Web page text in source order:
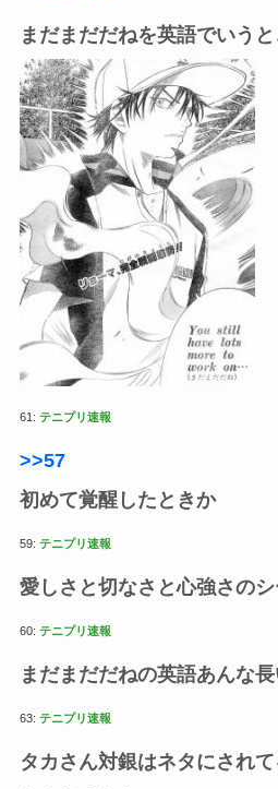
まだまだだねを英語でいう
61: テニプリ速報
>>57
初めて覚醒したときか
59: テニプリ速報
愛しさと切なさと心強さの
60: テニプリ速報
まだまだだねの英語あんな
63: テニプリ速報
タカさん対銀はネタにされ